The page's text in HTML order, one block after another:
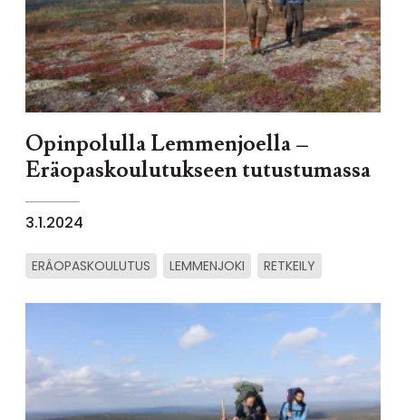
Opinpolulla Lemmenjoella –
Eräopaskoulutukseen tutustumassa
3.1.2024
ERÄOPASKOULUTUS LEMMENJOKI RETKEILY